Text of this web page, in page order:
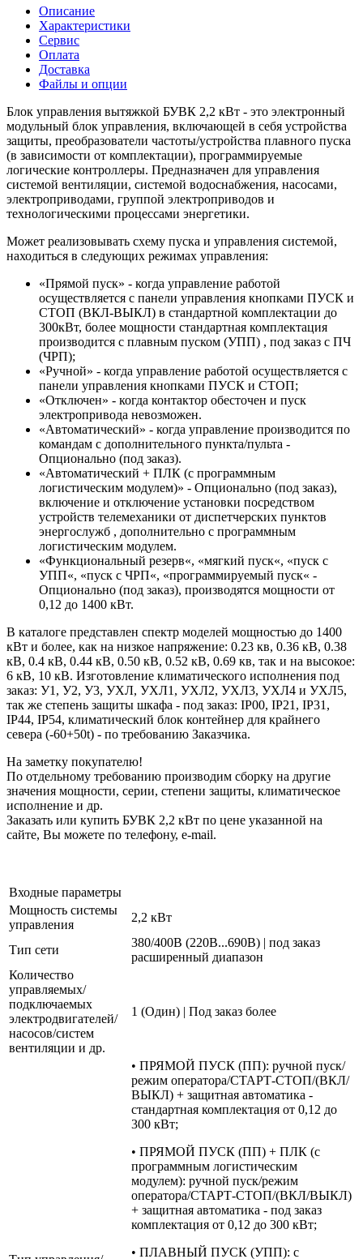
Описание
Характеристики
Сервис
Оплата
Доставка
Файлы и опции
Блок управления вытяжкой БУВК 2,2 кВт - это электронный
модульный блок управления, включающей в себя устройства
защиты, преобразователи частоты/устройства плавного пуска
(в зависимости от комплектации), программируемые
логические контроллеры. Предназначен для управления
системой вентиляции, системой водоснабжения, насосами,
электроприводами, группой электроприводов и
технологическими процессами энергетики.
Может реализовывать схему пуска и управления системой,
находиться в следующих режимах управления:
«Прямой пуск» - когда управление работой
осуществляется с панели управления кнопками ПУСК и
СТОП (ВКЛ-ВЫКЛ) в стандартной комплектации до
300кВт, более мощности стандартная комплектация
производится с плавным пуском (УПП) , под заказ с ПЧ
(ЧРП);
«Ручной» - когда управление работой осуществляется с
панели управления кнопками ПУСК и СТОП;
«Отключен» - когда контактор обесточен и пуск
электропривода невозможен.
«Автоматический» - когда управление производится по
командам с дополнительного пункта/пульта -
Опционально (под заказ).
«Автоматический + ПЛК (с программным
логистическим модулем)» - Опционально (под заказ),
включение и отключение установки посредством
устройств телемеханики от диспетчерских пунктов
энергослужб , дополнительно с программным
логистическим модулем.
«Функциональный резерв«, «мягкий пуск«, «пуск с
УПП«, «пуск с ЧРП«, «программируемый пуск« -
Опционально (под заказ), производятся мощности от
0,12 до 1400 кВт.
В каталоге представлен спектр моделей мощностью до 1400
кВт и более, как на низкое напряжение: 0.23 кв, 0.36 кВ, 0.38
кВ, 0.4 кВ, 0.44 кВ, 0.50 кВ, 0.52 кВ, 0.69 кв, так и на высокое:
6 кВ, 10 кВ. Изготовление климатического исполнения под
заказ: У1, У2, У3, УХЛ, УХЛ1, УХЛ2, УХЛ3, УХЛ4 и УХЛ5,
так же степень защиты шкафа - под заказ: IP00, IP21, IP31,
IP44, IP54, климатический блок контейнер для крайнего
севера (-60+50t) - по требованию Заказчика.
На заметку покупателю!
По отдельному требованию производим сборку на другие
значения мощности, серии, степени защиты, климатическое
исполнение и др.
Заказать или купить БУВК 2,2 кВт по цене указанной на
сайте, Вы можете по телефону, e-mail.
Входные параметры
Мощность системы
управления
2,2 кВт
Тип сети
380/400В (220В...690В) | под заказ
расширенный диапазон
Количество
управляемых/
подключаемых
электродвигателей/
насосов/систем
вентиляции и др.
1 (Один) | Под заказ более
• ПРЯМОЙ ПУСК (ПП): ручной пуск/
режим оператора/СТАРТ-СТОП/(ВКЛ/
ВЫКЛ) + защитная автоматика -
стандартная комплектация от 0,12 до
300 кВт;
• ПРЯМОЙ ПУСК (ПП) + ПЛК (с
программным логистическим
модулем): ручной пуск/режим
оператора/СТАРТ-СТОП/(ВКЛ/ВЫКЛ)
+ защитная автоматика - под заказ
комплектация от 0,12 до 300 кВт;
• ПЛАВНЫЙ ПУСК (УПП): с